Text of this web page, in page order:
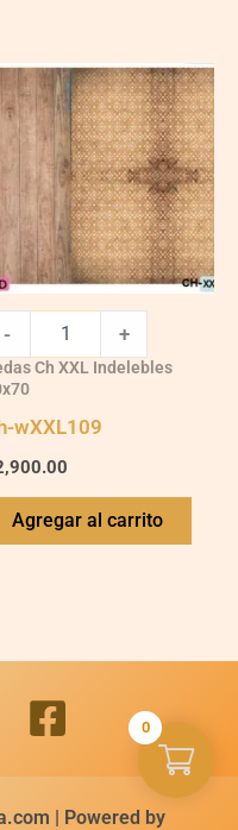
- +
Ch XXL Indelebles
wXXL109
Agregar al carrito
| Powered by
0